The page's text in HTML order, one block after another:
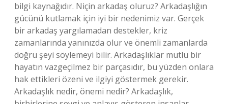
bilgi kaynağıdır. Niçin arkadaş oluruz? Arkadaşlığın
gücünü kutlamak için iyi bir nedenimiz var. Gerçek
bir arkadaş yargılamadan destekler, kriz
zamanlarında yanınızda olur ve önemli zamanlarda
doğru şeyi söylemeyi bilir. Arkadaşlıklar mutlu bir
hayatın vazgeçilmez bir parçasıdır, bu yüzden onlara
hak ettikleri özeni ve ilgiyi göstermek gerekir.
Arkadaşlık nedir, önemi nedir? Arkadaşlık,